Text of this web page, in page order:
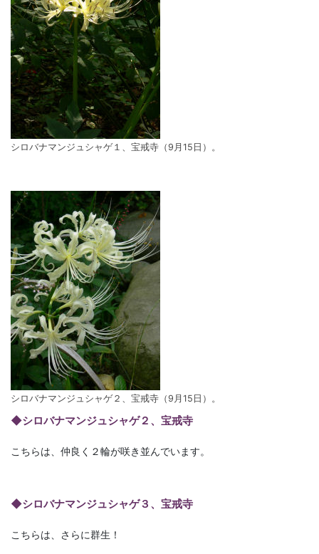
シロバナマンジュシャゲ１、宝戒寺（9月15日）。
シロバナマンジュシャゲ２、宝戒寺（9月15日）。
◆シロバナマンジュシャゲ２、宝戒寺
こちらは、仲良く２輪が咲き並んでいます。
◆シロバナマンジュシャゲ３、宝戒寺
こちらは、さらに群生！